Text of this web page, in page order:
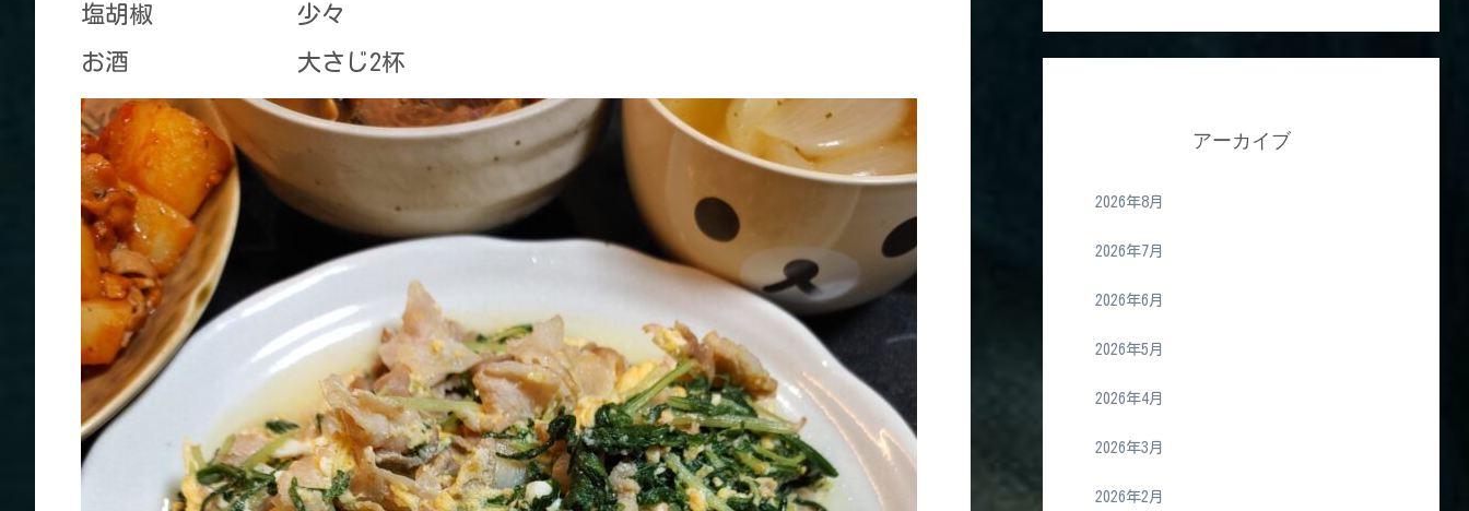
塩胡椒 少々
お酒 大さじ2杯
アーカイブ
2026年8月
2026年7月
2026年6月
2026年5月
2026年4月
2026年3月
2026年2月